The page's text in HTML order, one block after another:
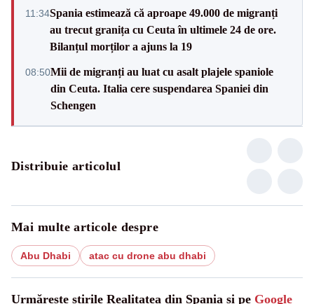
11:34Spania estimează că aproape 49.000 de migranți
au trecut granița cu Ceuta în ultimele 24 de ore.
Bilanțul morților a ajuns la 19
08:50Mii de migranți au luat cu asalt plajele spaniole
din Ceuta. Italia cere suspendarea Spaniei din
Schengen
Distribuie articolul
Mai multe articole despre
Abu Dhabi atac cu drone abu dhabi
Urmărește știrile Realitatea din Spania și pe Google